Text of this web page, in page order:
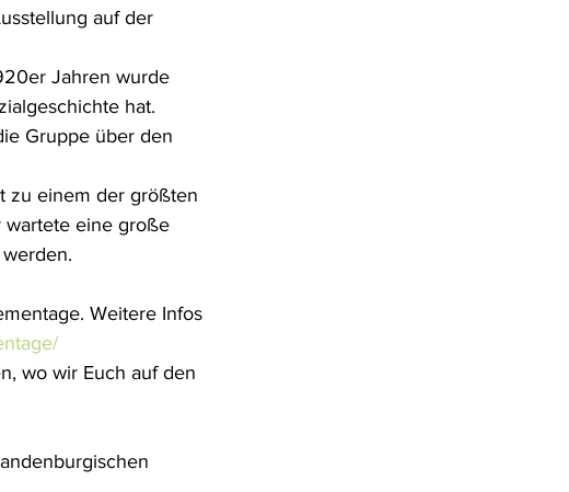
auf der
Jahren wurde
hat.
Gruppe über den
zu einem der größten
eine große
Weitere Infos
wo wir Euch auf den